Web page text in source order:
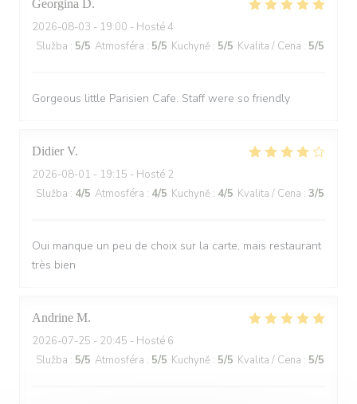
Georgina D
2026-08-03 - 19:00 - Hosté 4
Služba : 5/5 Atmosféra : 5/5 Kuchyně : 5/5 Kvalita / Cena : 5/5
Gorgeous little Parisien Cafe. Staff were so friendly
Didier V
2026-08-01 - 19:15 - Hosté 2
Služba : 4/5 Atmosféra : 4/5 Kuchyně : 4/5 Kvalita / Cena : 3/5
Oui manque un peu de choix sur la carte, mais restaurant
très bien
Andrine M
2026-07-25 - 20:45 - Hosté 6
Služba : 5/5 Atmosféra : 5/5 Kuchyně : 5/5 Kvalita / Cena : 5/5